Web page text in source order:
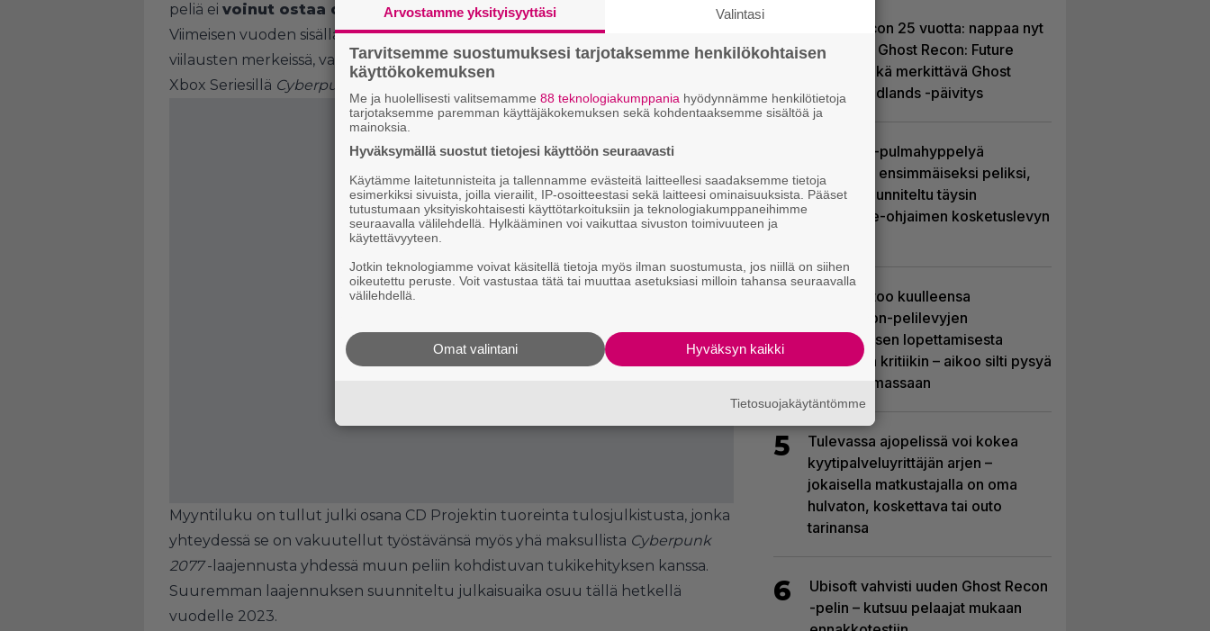
peliä ei voinut ostaa ollenkaan digitaalisesti PlayStation Storesta
Viimeisen vuoden sisällä pelin kehitys on jatkunut ennen kaikkea teknisten
viilausten merkeissä, vaikka pieniä sisältölisiäkin on nähty. PlayStation 5:llä ja
Xbox Seriesillä Cyberpunk 2077
Myyntiluku on tullut julki osana CD Projektin tuoreinta tulosjulkistusta, jonka
yhteydessä se on vakuutellut työstävänsä myös yhä maksullista Cyberpunk
2077-laajennusta yhdessä muun peliin kohdistuvan tukikehityksen kanssa.
Suuremman laajennuksen suunniteltu julkaisuaika osuu tällä hetkellä
vuodelle 2023.
Ghost Recon 25 vuotta: nappaa nyt
ilmaiseksi Ghost Recon: Future
Soldier sekä merkittävä Ghost
Recon Wildlands -päivitys
Uutta PS5-pulmahyppelyä
kuvaillaan ensimmäiseksi peliksi,
joka on suunniteltu täysin
DualSense-ohjaimen kosketuslevyn
Sony kertoo kuulleensa
PlayStation-pelilevyjen
valmistuksen lopettamisesta
nousseen kritiikin – aikoo silti pysyä
suunnitelmassaan
5
Tulevassa ajopelissä voi kokea
kyytipalveluyrittäjän arjen –
jokaisella matkustajalla on oma
hulvaton, koskettava tai outo
tarinansa
6
Ubisoft vahvisti uuden Ghost Recon
-pelin – kutsuu pelaajat mukaan
Arvostamme yksityisyyttäsi Valintasi
Tarvitsemme suostumuksesi tarjotaksemme henkilökohtaisen
käyttökokemuksen
Me ja huolellisesti valitsemamme 88 teknologiakumppania hyödynnämme henkilötietoja
tarjotaksemme paremman käyttäjäkokemuksen sekä kohdentaaksemme sisältöä ja
mainoksia.
Hyväksymällä suostut tietojesi käyttöön seuraavasti
Käytämme laitetunnisteita ja tallennamme evästeitä laitteellesi saadaksemme tietoja
esimerkiksi sivuista, joilla vierailit, IP-osoitteestasi sekä laitteesi ominaisuuksista. Pääset
tutustumaan yksityiskohtaisesti käyttötarkoituksiin ja teknologiakumppaneihimme
seuraavalla välilehdellä. Hylkääminen voi vaikuttaa sivuston toimivuuteen ja
käytettävyyteen.
Jotkin teknologiamme voivat käsitellä tietoja myös ilman suostumusta, jos niillä on siihen
oikeutettu peruste. Voit vastustaa tätä tai muuttaa asetuksiasi milloin tahansa seuraavalla
välilehdellä.
Hyväksyn kaikki
Omat valintani
Tietosuojakäytäntömme